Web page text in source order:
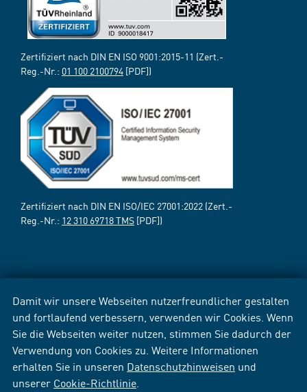
Damit wir unsere Webseiten nutzerfreundlicher gestalten
und fortlaufend verbessern, verwenden wir Cookies. Wenn
Sie die Webseiten weiter nutzen, stimmen Sie dadurch der
Verwendung von Cookies zu. Weitere Informationen
erhalten Sie in unseren Datenschutzhinweisen und
unserer Cookie-Richtlinie
Zertifiziert nach DIN EN ISO 9001:2015-11 (Zert.-
Reg.-Nr.: 01 100 2100794 [PDF])
Zertifiziert nach DIN EN ISO/IEC 27001:2022 (Zert.-
Reg.-Nr.: 12 310 69718 TMS [PDF])